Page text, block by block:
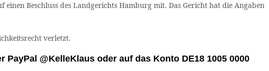
Beschluss des Landgerichts Hamburg mit. Das Gericht hat die Angaben
verletzt.
@KelleKlaus oder auf das Konto DE18 1005 0000